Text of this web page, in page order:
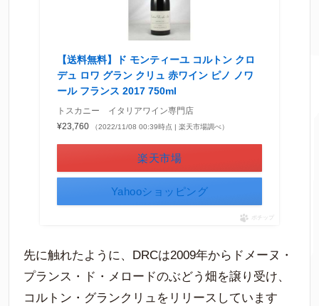
【送料無料】ド モンティーユ コルトン クロ
デュ ロワ グラン クリュ 赤ワイン ピノ ノワ
ール フランス 2017 750ml
トスカニー イタリアワイン専門店
¥23,760
（2022/11/08 00:39時点 | 楽天市場調べ）
楽天市場
Yahooショッピング
ポチップ
先に触れたように、DRCは2009年からドメーヌ・
プランス・ド・メロードのぶどう畑を譲り受け、
コルトン・グランクリュをリリースしています